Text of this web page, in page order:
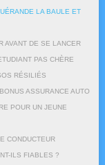
LA BAULE ET
AVANT DE SE LANCER
PAS CHÈRE
RÉSILIÉS
BONUS ASSURANCE AUTO
POUR UN JEUNE
CONDUCTEUR
ILS FIABLES ?